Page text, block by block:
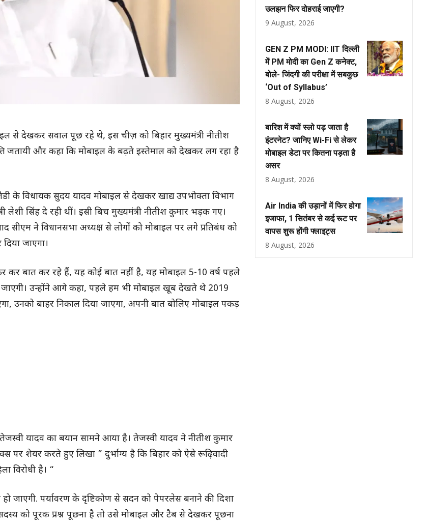
से देखकर सवाल पूछ रहे थे, इस चीज़ को बिहार मुख्यमंत्री नीतीश
जतायी और कहा कि मोबाइल के बढ़ते इस्तेमाल को देखकर लग रहा है
के विधायक सुदय यादव मोबाइल से देखकर खाद्य उपभोक्ता विभाग
सिंह दे रही थीं। इसी बिच मुख्यमंत्री नीतीश कुमार भड़क गए।
सीएम ने विधानसभा अध्यक्ष से लोगों को मोबाइल पर लगे प्रतिबंध को
जाएगा।
बात कर रहे हैं, यह कोई बात नहीं है, यह मोबाइल 5-10 वर्ष पहले
उन्होंने आगे कहा, पहले हम भी मोबाइल खूब देखते थे 2019
उनको बाहर निकाल दिया जाएगा, अपनी बात बोलिए मोबाइल पकड़
यादव का बयान सामने आया है। तेजस्वी यादव ने नीतीश कुमार
पर शेयर करते हुए लिखा ” दुर्भाग्य है कि बिहार को ऐसे रूढ़िवादी
विरोधी है। “
जाएगी. पर्यावरण के दृष्टिकोण से सदन को पेपरलेस बनाने की दिशा
को पूरक प्रश्न पूछना है तो उसे मोबाइल और टैब से देखकर पूछना
उलझन फिर दोहराई जाएगी?
9 August, 2026
GEN Z PM MODI: IIT दिल्ली
में PM मोदी का Gen Z कनेक्ट,
बोले- जिंदगी की परीक्षा में सबकुछ
‘Out of Syllabus’
8 August, 2026
बारिश में क्यों स्लो पड़ जाता है
इंटरनेट? जानिए Wi-Fi से लेकर
मोबाइल डेटा पर कितना पड़ता है
असर
8 August, 2026
Air India की उड़ानों में फिर होगा
इजाफा, 1 सितंबर से कई रूट पर
वापस शुरू होंगी फ्लाइट्स
8 August, 2026